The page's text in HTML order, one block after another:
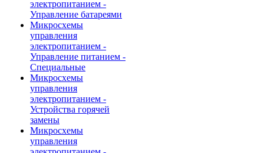
электропитанием -
Управление батареями
Микросхемы
управления
электропитанием -
Управление питанием -
Специальные
Микросхемы
управления
электропитанием -
Устройства горячей
замены
Микросхемы
управления